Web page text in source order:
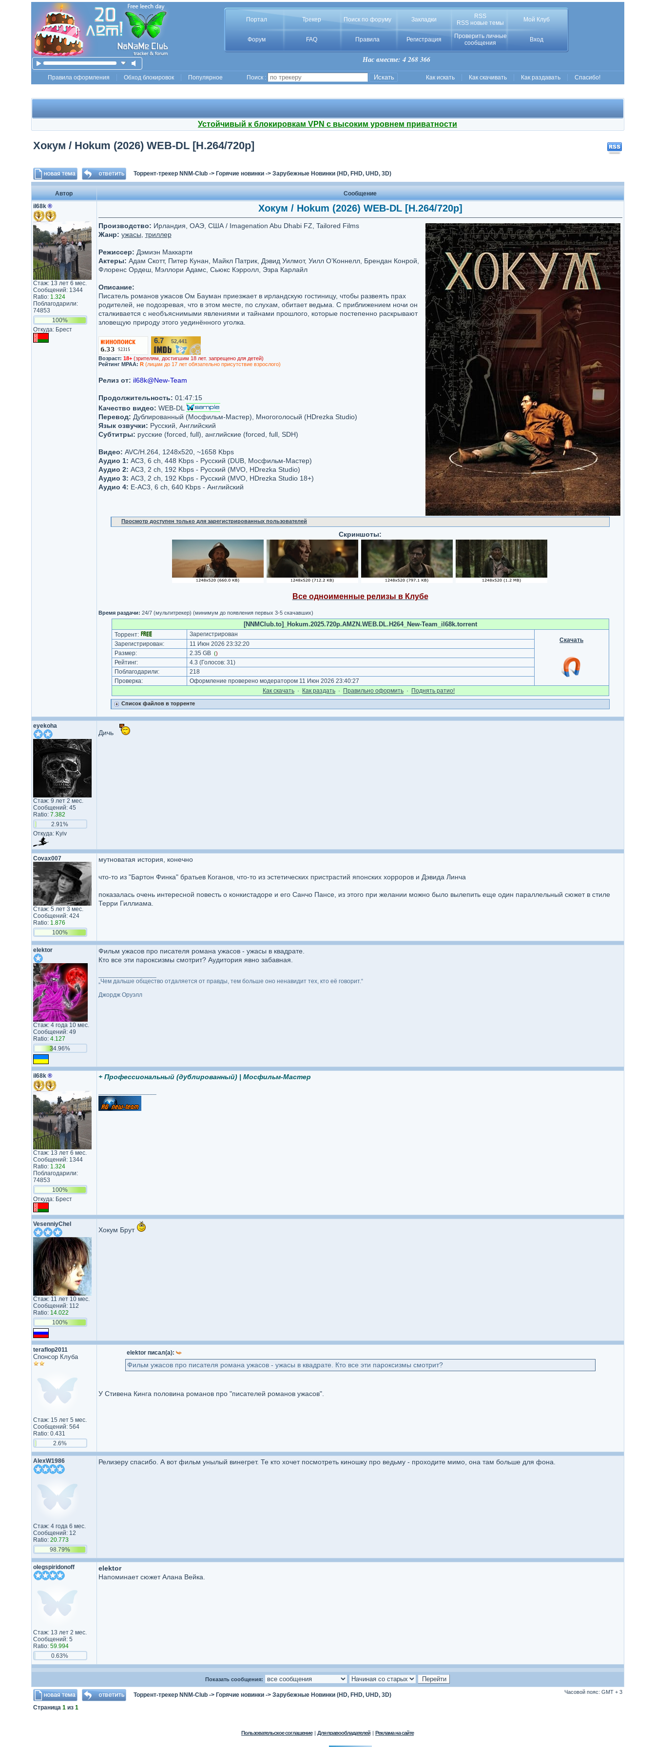
Портал Трекер Поиск по форуму Закладки
RSS
RSS новые темы
Мой Клуб
Форум FAQ Правила Регистрация
Проверить личные
сообщения
Вход
Нас вместе: 4 268 366
Правила оформления Обход блокировок Популярное Поиск : Как искать Как скачивать Как раздавать Спасибо!
Устойчивый к блокировкам VPN с высоким уровнем приватности
Хокум / Hokum (2026) WEB-DL [H.264/720p]
Торрент-трекер NNM-Club-> Горячие новинки-> Зарубежные Новинки (HD, FHD, UHD, 3D)
Автор
Сообщение
il68k ®
Стаж: 13 лет 6 мес.
Сообщений: 1344
Ratio: 1.324
Поблагодарили:
74853
100%
Откуда: Брест
Хокум / Hokum (2026) WEB-DL [H.264/720p]
Производство: Ирландия, ОАЭ, США / Imagenation Abu Dhabi FZ, Tailored Films
Жанр: ужасы триллер
Режиссер: Дэмиэн Маккарти
Актеры: Адам Скотт, Питер Кунан, Майкл Патрик, Дэвид Уилмот, Уилл О’Коннелл, Брендан Конрой,
Флоренс Ордеш, Мэллори Адамс, Сьюкс Кэрролл, Эзра Карлайл
Описание:
Писатель романов ужасов Ом Бауман приезжает в ирландскую гостиницу, чтобы развеять прах
родителей, не подозревая, что в этом месте, по слухам, обитает ведьма. С приближением ночи он
сталкивается с необъяснимыми явлениями и тайнами прошлого, которые постепенно раскрывают
зловещую природу этого уединённого уголка.
6.7 52,441
Возраст: 18+ (зрителям, достигшим 18 лет. запрещено для детей)
Рейтинг MPAA: R(лицам до 17 лет обязательно присутствие взрослого)
Релиз от: il68k@New-Team
Продолжительность: 01:47:15
Качество видео: WEB-DL
Перевод: Дублированный (Мосфильм-Мастер), Многоголосый (HDrezka Studio)
Язык озвучки: Русский, Английский
Субтитры: русские (forced, full), английские (forced, full, SDH)
Видео: AVC/H.264, 1248x520, ~1658 Kbps
Аудио 1: AC3, 6 ch, 448 Kbps - Русский (DUB, Мосфильм-Мастер)
Аудио 2: AC3, 2 ch, 192 Kbps - Русский (MVO, HDrezka Studio)
Аудио 3: AC3, 2 ch, 192 Kbps - Русский (MVO, HDrezka Studio 18+)
Аудио 4: E-AC3, 6 ch, 640 Kbps - Английский
Просмотр доступен только для зарегистрированных пользователей
Скриншоты:
Все одноименные релизы в Клубе
Время раздачи: 24/7 (мультитрекер) (минимум до появления первых 3-5 скачавших)
[NNMClub.to]_Hokum.2025.720p.AMZN.WEB.DL.H264_New-Team_il68k.torrent
Торрент:
Зарегистрирован
Скачать
Зарегистрирован:
11 Июн 2026 23:32:20
Размер:
2.35 GB ()
Рейтинг: 4.3 (Голосов: 31)
Поблагодарили:
218
Проверка:
Оформление проверено модератором 11 Июн 2026 23:40:27
Как cкачать · Как раздать · Правильно оформить · Поднять ратио!
Список файлов в торренте
eyekoha
Стаж: 9 лет 2 мес.
Сообщений: 45
Ratio: 7.382
2.91%
Откуда: Kyiv
Дичь
Covax007
Стаж: 5 лет 3 мес.
Сообщений: 424
Ratio: 1.876
100%
мутноватая история, конечно
что-то из "Бартон Финка" братьев Коганов, что-то из эстетических пристрастий японских хорроров и Дэвида Линча
показалась очень интересной повесть о конкистадоре и его Санчо Пансе, из этого при желании можно было вылепить еще один параллельный сюжет в стиле
Терри Гиллиама.
elektor
Стаж: 4 года 10 мес.
Сообщений: 49
Ratio: 4.127
34.96%
Фильм ужасов про писателя романа ужасов - ужасы в квадрате.
Кто все эти пароксизмы смотрит? Аудитория явно забавная.
„Чем дальше общество отдаляется от правды, тем больше оно ненавидит тех, кто её говорит.“
Джордж Оруэлл
il68k ®
Стаж: 13 лет 6 мес.
Сообщений: 1344
Ratio: 1.324
Поблагодарили:
74853
100%
Откуда: Брест
+ Профессиональный (дублированный) | Мосфильм-Мастер
VesenniyChel
Стаж: 11 лет 10 мес.
Сообщений: 112
Ratio: 14.022
100%
Хокум Брут
teraflop2011
Спонсор Клуба
Стаж: 15 лет 5 мес.
Сообщений: 564
Ratio: 0.431
2.6%
elektor писал(а):
Фильм ужасов про писателя романа ужасов - ужасы в квадрате. Кто все эти пароксизмы смотрит?
У Стивена Кинга половина романов про "писателей романов ужасов".
AlexW1986
Стаж: 4 года 6 мес.
Сообщений: 12
Ratio: 20.773
98.79%
Релизеру спасибо. А вот фильм унылый винегрет. Те кто хочет посмотреть киношку про ведьму - проходите мимо, она там больше для фона.
olegspiridonoff
Стаж: 13 лет 2 мес.
Сообщений: 5
Ratio: 59.994
0.63%
elektor
Напоминает сюжет Алана Вейка.
Показать сообщения:
Торрент-трекер NNM-Club-> Горячие новинки-> Зарубежные Новинки (HD, FHD, UHD, 3D) Часовой пояс: GMT + 3
Страница 1из 1
Пользовательское соглашение | Для правообладателей | Реклама на сайте